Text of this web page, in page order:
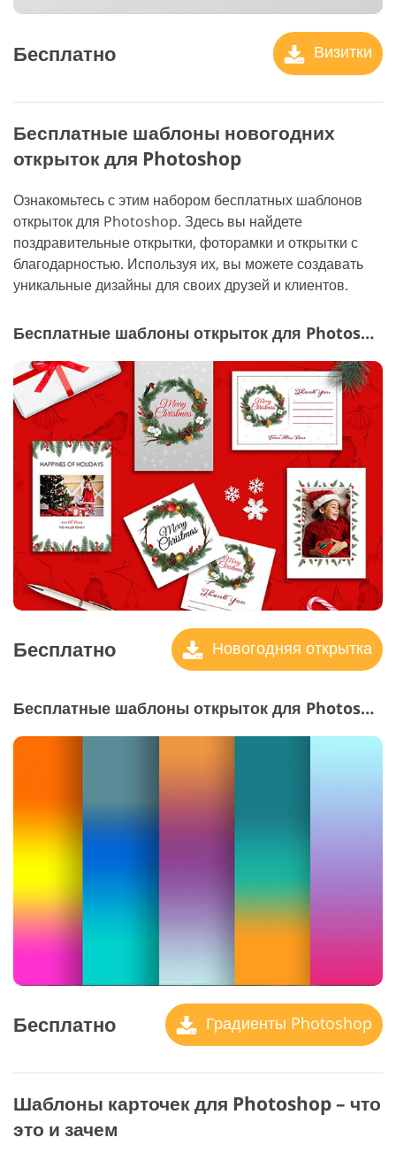
Бесплатно Визитки
Бесплатные шаблоны новогодних
открыток для Photoshop
Ознакомьтесь с этим набором бесплатных шаблонов
открыток для Photoshop. Здесь вы найдете
поздравительные открытки, фоторамки и открытки с
благодарностью. Используя их, вы можете создавать
уникальные дизайны для своих друзей и клиентов.
Бесплатные шаблоны открыток для Photoshop "Новогодняя открытка"
Бесплатно Новогодняя открытка
Бесплатные шаблоны открыток для Photoshop "Небесные градиенты Photoshop"
Бесплатно Градиенты Photoshop
Шаблоны карточек для Photoshop – что
это и зачем